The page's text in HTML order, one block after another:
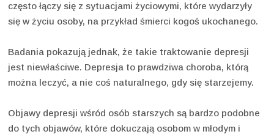
często łączy się z sytuacjami życiowymi, które wydarzyły
się w życiu osoby, na przykład śmierci kogoś ukochanego.
Badania pokazują jednak, że takie traktowanie depresji
jest niewłaściwe. Depresja to prawdziwa choroba, którą
można leczyć, a nie coś naturalnego, gdy się starzejemy.
Objawy depresji wśród osób starszych są bardzo podobne
do tych objawów, które dokuczają osobom w młodym i